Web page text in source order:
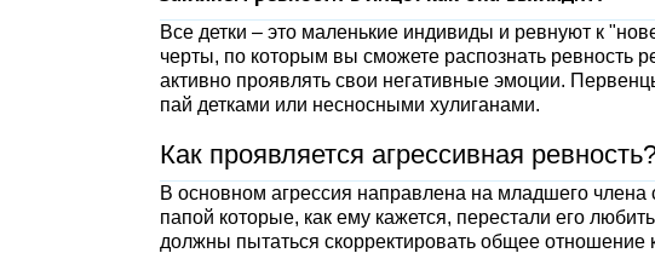
Все детки – это маленькие индивиды и ревнуют к
черты, по которым вы сможете распознать ревность
активно проявлять свои негативные эмоции.
пай детками или несносными хулиганами.
Как проявляется агрессивная
В основном агрессия направлена на младшего
папой которые, как ему кажется, перестали его
должны пытаться скорректировать общее отношение